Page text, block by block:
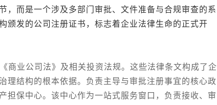
，而是一个涉及多部门审批、文件准备与合规审查的系
颁发的公司注册证书，标志着企业法律生命的正式开
业公司法》及相关投资法规。这些法律条文构成了企
理结构的根本依据。负责主导与审批注册事宜的核心政
担保中心。该中心作为一站式服务窗口，负责接收、审